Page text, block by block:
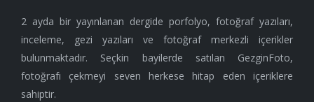
2 ayda bir yayınlanan dergide porfolyo, fotoğraf yazıları,
inceleme, gezi yazıları ve fotoğraf merkezli içerikler
bulunmaktadır. Seçkin bayilerde satılan GezginFoto,
fotoğrafı çekmeyi seven herkese hitap eden içeriklere
sahiptir.